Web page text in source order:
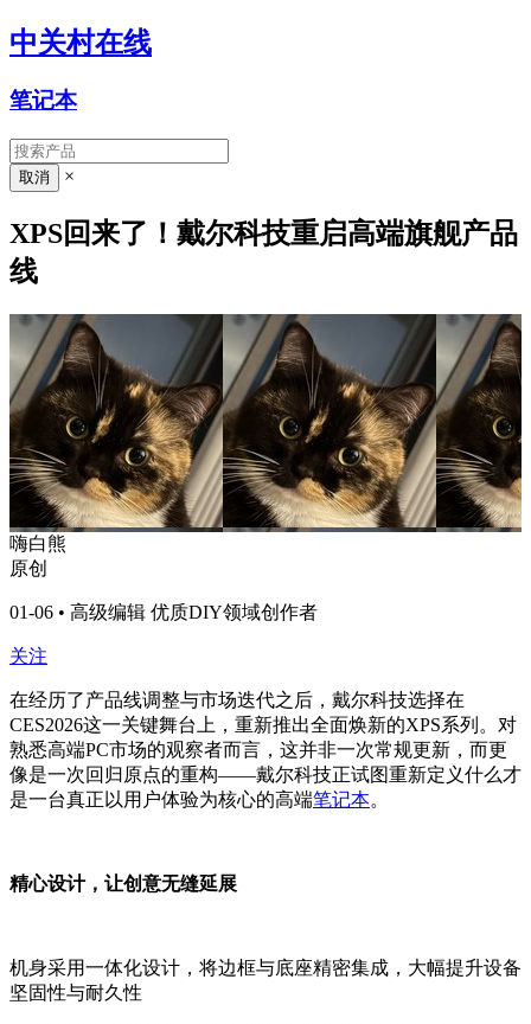
中关村在线
笔记本
×
XPS回来了！戴尔科技重启高端旗舰产品
线
嗨白熊
原创
01-06 • 高级编辑 优质DIY领域创作者
关注
在经历了产品线调整与市场迭代之后，戴尔科技选择在
CES2026这一关键舞台上，重新推出全面焕新的XPS系列。对
熟悉高端PC市场的观察者而言，这并非一次常规更新，而更
像是一次回归原点的重构——戴尔科技正试图重新定义什么才
是一台真正以用户体验为核心的高端笔记本。
精心设计，让创意无缝延展
机身采用一体化设计，将边框与底座精密集成，大幅提升设备
坚固性与耐久性